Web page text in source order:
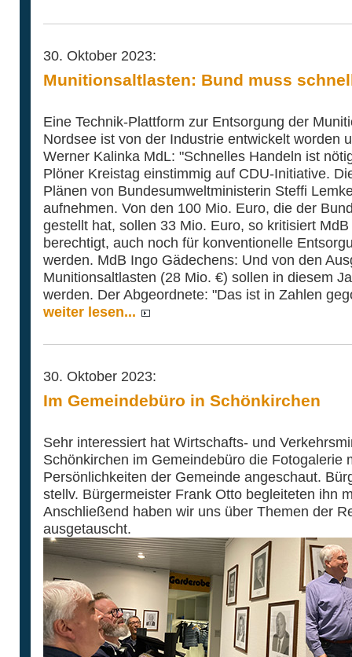
30. Oktober 2023:
Munitionsaltlasten: Bund muss
Eine Technik-Plattform zur Entsorgung der
Nordsee ist von der Industrie entwickelt worden
Werner Kalinka MdL: "Schnelles Handeln ist
Plöner Kreistag einstimmig auf CDU-Initiative.
Plänen von Bundesumweltministerin Steffi
aufnehmen. Von den 100 Mio. Euro, die der
gestellt hat, sollen 33 Mio. Euro, so kritisiert
berechtigt, auch noch für konventionelle
werden. MdB Ingo Gädechens: Und von den
Munitionsaltlasten (28 Mio. €) sollen in diesem
werden. Der Abgeordnete: "Das ist in Zahlen
weiter lesen...
30. Oktober 2023:
Im Gemeindebüro in Schönkirchen
Sehr interessiert hat Wirtschafts- und
Schönkirchen im Gemeindebüro die Fotogalerie
Persönlichkeiten der Gemeinde angeschaut.
stellv. Bürgermeister Frank Otto begleiteten ihn
Anschließend haben wir uns über Themen der
ausgetauscht.